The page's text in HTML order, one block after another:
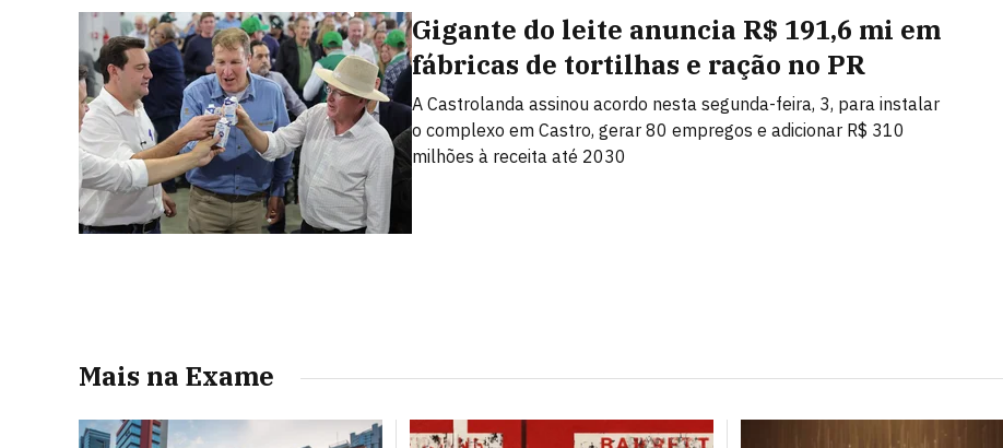
Gigante do leite anuncia R$ 191,6 mi em
fábricas de tortilhas e ração no PR
A Castrolanda assinou acordo nesta segunda-feira, 3, para instalar
o complexo em Castro, gerar 80 empregos e adicionar R$ 310
milhões à receita até 2030
Mais na Exame